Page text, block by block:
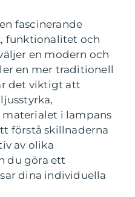
fascinerande
funktionalitet och
en modern och
en mer traditionell
det viktigt att
i lampans
förstå skillnaderna
av olika
du göra ett
dina individuella